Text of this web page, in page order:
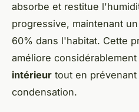
absorbe et restitue
progressive, maintenant
60% dans l'habitat. Cette
améliore considérablement
intérieur tout en
condensation.